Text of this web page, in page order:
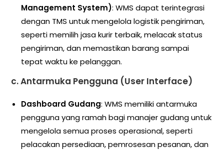
Management System): WMS dapat terintegrasi
dengan TMS untuk mengelola logistik pengiriman,
seperti memilih jasa kurir terbaik, melacak status
pengiriman, dan memastikan barang sampai
tepat waktu ke pelanggan.
c.Antarmuka Pengguna (User Interface)
Dashboard Gudang: WMS memiliki antarmuka
pengguna yang ramah bagi manajer gudang untuk
mengelola semua proses operasional, seperti
pelacakan persediaan, pemrosesan pesanan, dan